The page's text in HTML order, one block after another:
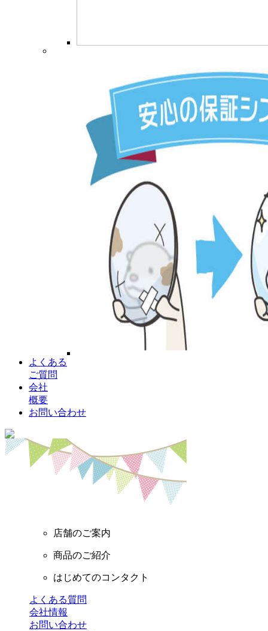
よくある
ご質問
会社
概要
お問い合わせ
店舗のご案内
商品のご紹介
はじめてのコンタクト
よくある質問
会社情報
お問い合わせ